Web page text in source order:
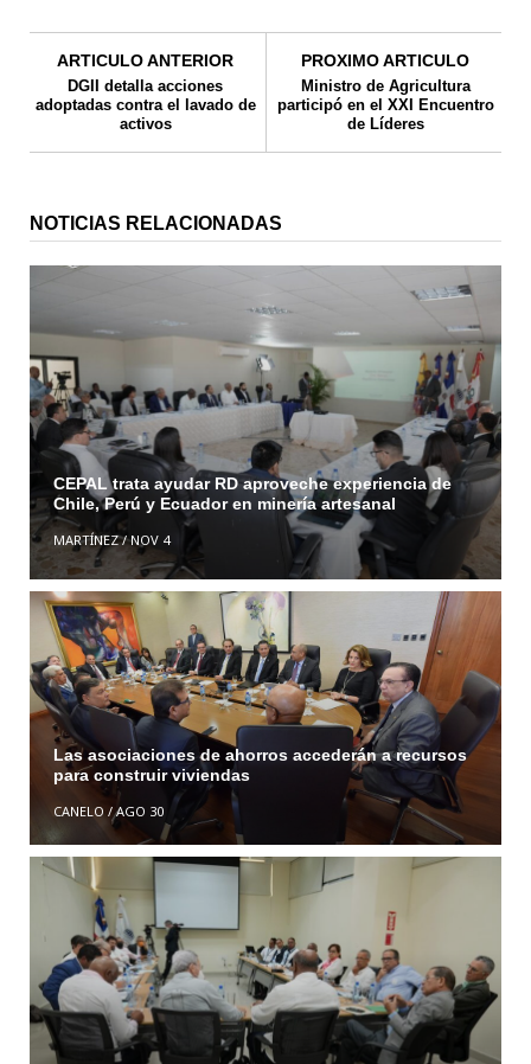
ARTICULO ANTERIOR
DGII detalla acciones
adoptadas contra el lavado de
activos
PROXIMO ARTICULO
Ministro de Agricultura
participó en el XXI Encuentro
de Líderes
NOTICIAS RELACIONADAS
CEPAL trata ayudar RD aproveche experiencia de
Chile, Perú y Ecuador en minería artesanal
MARTÍNEZ/NOV 4
Las asociaciones de ahorros accederán a recursos
para construir viviendas
CANELO /AGO 30